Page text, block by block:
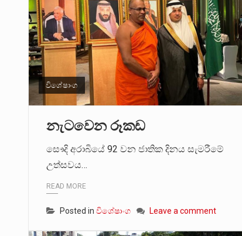
විශේෂාංග
නැටවෙන රූකඩ
සෞදි අරාබියේ 92 වන ජාතික දිනය සැමරීමේ
උත්සවය…
READ MORE
Posted in විශේෂාංග Leave a comment